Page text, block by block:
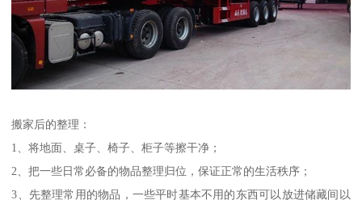
搬家后的整理：
1、将地面、桌子、椅子、柜子等擦干净；
2、把一些日常必备的物品整理归位，保证正常的生活秩序；
3、先整理常用的物品，一些平时基本不用的东西可以放进储藏间以